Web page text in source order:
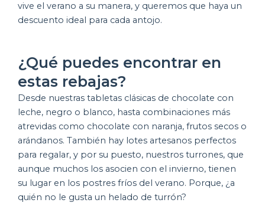
vive el verano a su manera, y queremos que haya un
descuento ideal para cada antojo.
¿Qué puedes encontrar en
estas rebajas?
Desde nuestras tabletas clásicas de chocolate con
leche, negro o blanco, hasta combinaciones más
atrevidas como chocolate con naranja, frutos secos o
arándanos. También hay lotes artesanos perfectos
para regalar, y por su puesto, nuestros turrones, que
aunque muchos los asocien con el invierno, tienen
su lugar en los postres fríos del verano. Porque, ¿a
quién no le gusta un helado de turrón?